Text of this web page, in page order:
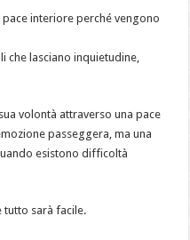
interiore perché vengono
che lasciano inquietudine,
volontà attraverso una pace
passeggera, ma una
esistono difficoltà
tutto sarà facile.